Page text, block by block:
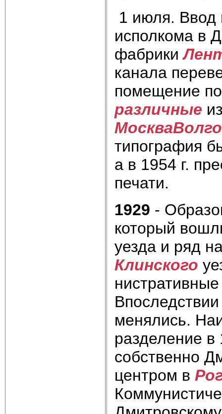
1 июля. Ввод
исполкома в
фабрики
канала
помещение
различные
типография
а в 1954 г.
печати.
1929 -
который
уезда и ряд
Клинского
менялись.
разделение в
собственно
центром в